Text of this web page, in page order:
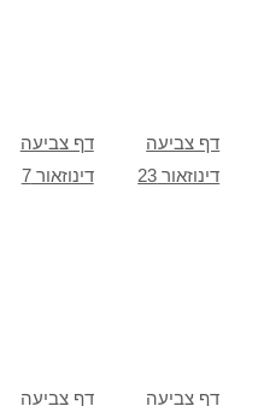
דף צביעה
דינוזאור 7
דף צביעה
דינוזאור 23
דף צביעה דף צביעה